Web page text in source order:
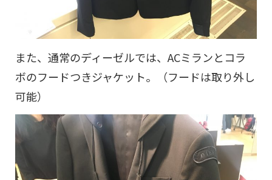
また、通常のディーゼルでは、ACミランとコラ
ボのフードつきジャケット。（フードは取り外し
可能）